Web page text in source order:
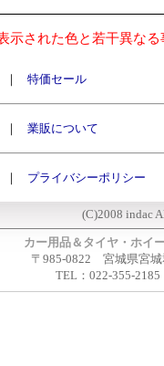
示された色と若干異な
｜ 特価セール
｜ 業販について
｜ プライバシーポリシー
(C)2008 indac
カー用品＆タイヤ・ホイ
〒985-0822 宮城県宮城
TEL：022-355-